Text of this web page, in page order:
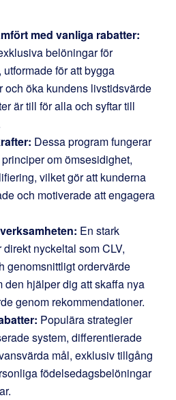
med vanliga rabatter:
belöningar för
för att bygga
och öka kundens livstidsvärde
är till för alla och syftar till
Dessa program fungerar
om ömsesidighet,
vilket gör att kunderna
och motiverade att engagera
En stark
nyckeltal som CLV,
genomsnittligt ordervärde
den hjälper dig att skaffa nya
genom rekommendationer.
Populära strategier
system, differentierade
mål, exklusiv tillgång
födelsedagsbelöningar